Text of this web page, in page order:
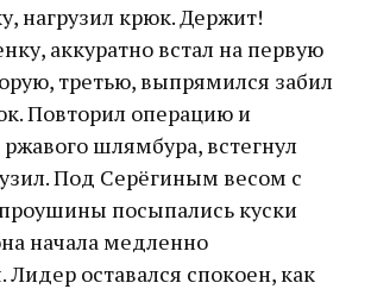
нагрузил крюк. Держит!
аккуратно встал на первую
третью, выпрямился забил
Повторил операцию и
шлямбура, встегнул
Под Серёгиным весом с
посыпались куски
начала медленно
Лидер оставался спокоен, как